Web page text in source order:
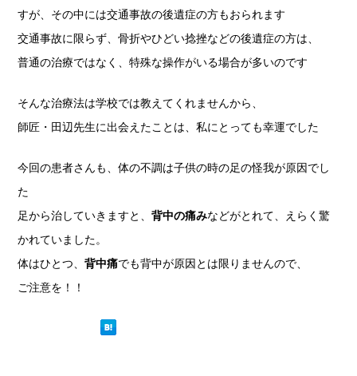
すが、その中には交通事故の後遺症の方もおられます
交通事故に限らず、骨折やひどい捻挫などの後遺症の方は、
普通の治療ではなく、特殊な操作がいる場合が多いのです
そんな治療法は学校では教えてくれませんから、
師匠・田辺先生に出会えたことは、私にとっても幸運でした
今回の患者さんも、体の不調は子供の時の足の怪我が原因でし
た
足から治していきますと、背中の痛みなどがとれて、えらく驚
かれていました。
体はひとつ、背中痛でも背中が原因とは限りませんので、
ご注意を！！